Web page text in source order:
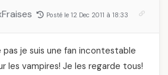
Posté le 12 Dec 2011 à 18:33
je suis une fan incontestable
les vampires! Je les regarde tous!